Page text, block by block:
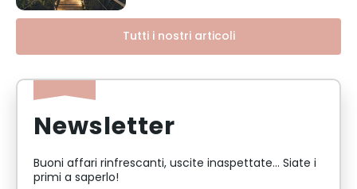
Tutti i nostri articoli
Newsletter
Buoni affari rinfrescanti, uscite inaspettate... Siate i
primi a saperlo!